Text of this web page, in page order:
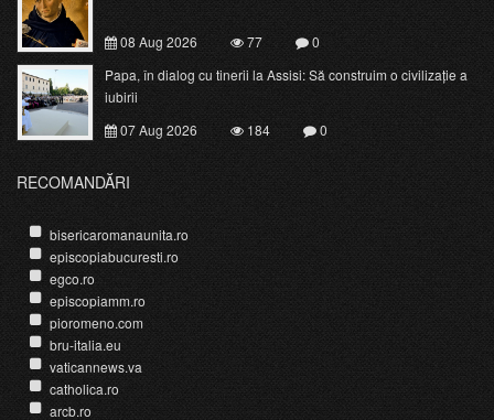
08 Aug 2026 77
0
Papa, în dialog cu tinerii la Assisi: Să construim o civilizație a
iubirii
07 Aug 2026
184 0
RECOMANDĂRI
bisericaromanaunita.ro
episcopiabucuresti.ro
egco.ro
episcopiamm.ro
pioromeno.com
bru-italia.eu
vaticannews.va
catholica.ro
arcb.ro